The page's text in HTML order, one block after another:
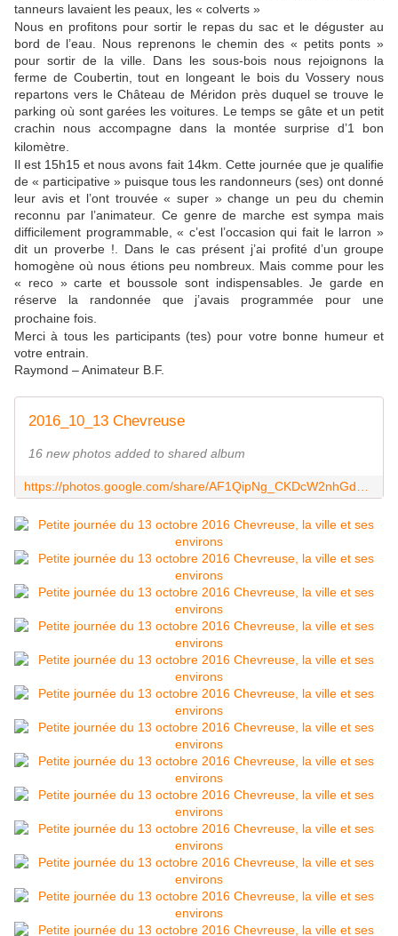
tanneurs lavaient les peaux, les « colverts »
Nous en profitons pour sortir le repas du sac et le déguster au
bord de l’eau. Nous reprenons le chemin des « petits ponts »
pour sortir de la ville. Dans les sous-bois nous rejoignons la
ferme de Coubertin, tout en longeant le bois du Vossery nous
repartons vers le Château de Méridon près duquel se trouve le
parking où sont garées les voitures. Le temps se gâte et un petit
crachin nous accompagne dans la montée surprise d’1 bon
kilomètre.
Il est 15h15 et nous avons fait 14km. Cette journée que je qualifie
de « participative » puisque tous les randonneurs (ses) ont donné
leur avis et l’ont trouvée « super » change un peu du chemin
reconnu par l’animateur. Ce genre de marche est sympa mais
difficilement programmable, « c’est l’occasion qui fait le larron »
dit un proverbe !. Dans le cas présent j’ai profité d’un groupe
homogène où nous étions peu nombreux. Mais comme pour les
« reco » carte et boussole sont indispensables. Je garde en
réserve la randonnée que j’avais programmée pour une
prochaine fois.
Merci à tous les participants (tes) pour votre bonne humeur et
votre entrain.
Raymond – Animateur B.F.
2016_10_13 Chevreuse
16 new photos added to shared album